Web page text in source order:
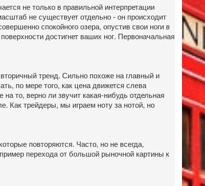
не только в правильной интерпретации
не существует отдельно - он происходит
спокойного озера, опустив свои ноги в
достигнет ваших ног. Первоначальная
тренд. Сильно похоже на главный и
по мере того, как цена движется слева
то, верно ли звучит какая-нибудь отдельная
Как трейдеры, мы играем ноту за нотой, но
повторяются. Часто, но не всегда,
перехода от большой рыночной картины к